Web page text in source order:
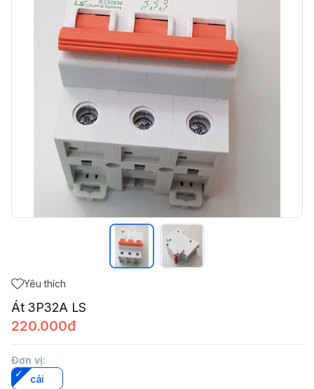
Yêu thích
Át 3P32A LS
220.000đ
Đơn vị:
cái